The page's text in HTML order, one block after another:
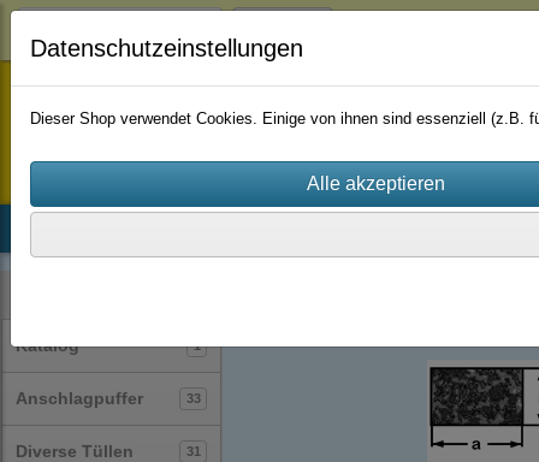
staufenbiel-berlin
Katalog 1
Anschlagpuffer 33
Diverse Tüllen 31
Datenschutzeinstellungen
Dieser Shop verwendet Cookies. Einige von ihnen sind essenziell (z.B.